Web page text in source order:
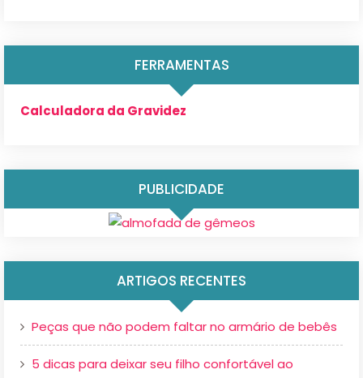
FERRAMENTAS
Calculadora da Gravidez
PUBLICIDADE
ARTIGOS RECENTES
Peças que não podem faltar no armário de bebês
5 dicas para deixar seu filho confortável ao